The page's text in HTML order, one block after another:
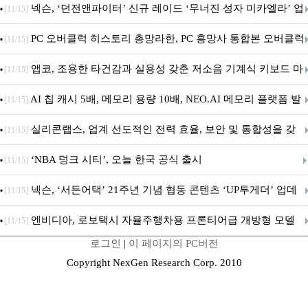
음.ZIP' 이벤트 진행
[11/15] 넥슨, ‘던전앤파이터’ 신규 레이드 ‘무너진 성자 미카엘라’ 업
데이트!
[11/15] PC 오버클럭 히스토리 총망라한, PC 흥망사 통합본 오버클럭
특집(1-4편)
[11/15] 앱코, 조용한 타건감과 실용성 갖춘 저소음 기계식 키보드 마
우스 세트 'KM580' 출시
[11/15] AI 칩 캐시 5배, 메모리 용량 10배, NEO.AI 메모리 플랫폼 발
표
[11/15] 실리콘랩스, 업계 선도적인 전력 효율, 보안 및 통합성을 갖
춘 초저전력 블루투스 LE SoC ‘BG2B’ 공개
[11/15] ‘NBA 덩크 시티’, 오늘 한국 공식 출시
[11/15] 넥슨, ‘서든어택’ 21주년 기념 협동 콘텐츠 ‘UP투게더’ 업데
이트
[11/15] 엔비디아, 로보택시 자율주행차용 프론티어급 개방형 모델
‘알파마요 2 슈퍼’ 상업적 이용 가능
로그인 | 이 페이지의 PC버전
Copyright NexGen Research Corp. 2010